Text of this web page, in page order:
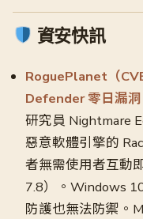
資安快訊
RoguePlanet（
Defender 零日漏
研究員 Nightmare
惡意軟體引擎的
者無需使用者互動
7.8）。Windows
防護也無法防禦。